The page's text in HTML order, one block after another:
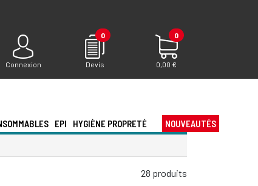
Connexion
0
Devis
0
0,00 €
EPI HYGIÈNE PROPRETÉ NOUVEAUTÉS
28 produits